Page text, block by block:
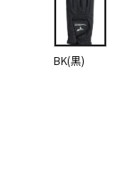
BK(黒)